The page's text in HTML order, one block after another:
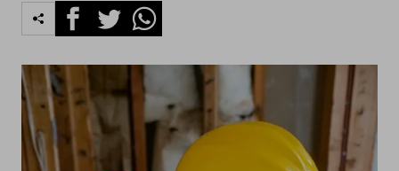
FacebookTwitterWhatsapp